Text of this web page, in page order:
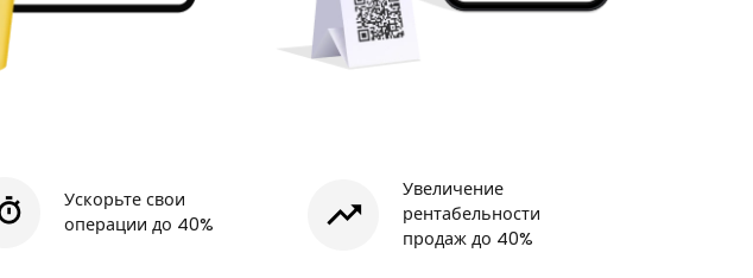
Ускорьте свои
операции до 40%
Увеличение
рентабельности
продаж до 40%